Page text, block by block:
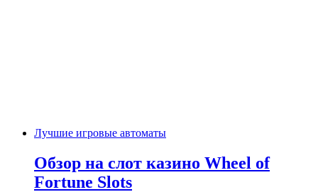
Лучшие игровые автоматы
Обзор на слот казино Wheel of
Fortune Slots